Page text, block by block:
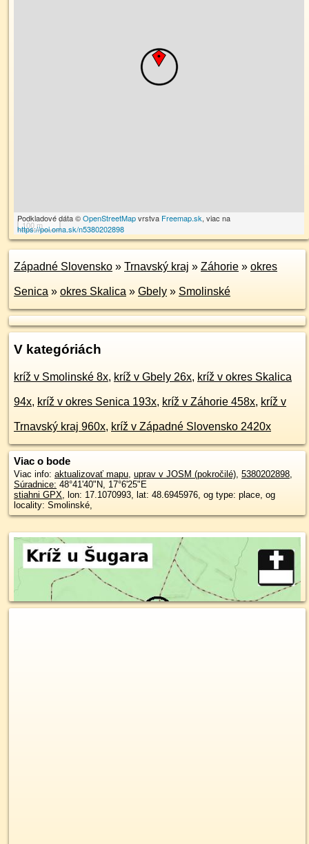
100 m
Podkladové dáta ©OpenStreetMapvrstva Freemap.sk, viac na
https://poi.oma.sk/n5380202898
Západné Slovensko » Trnavský kraj » Záhorie » okres
Senica » okres Skalica » Gbely » Smolinské
V kategóriách
kríž v Smolinské 8x, kríž v Gbely 26x, kríž v okres Skalica
94x, kríž v okres Senica 193x, kríž v Záhorie 458x, kríž v
Trnavský kraj 960x, kríž v Západné Slovensko 2420x
Viac o bode
Viac info: aktualizovať mapu, uprav v JOSM (pokročilé), 5380202898,
Súradnice: 48°41'40"N, 17°6'25"E
stiahni GPX, lon: 17.1070993, lat: 48.6945976, og type: place, og
locality: Smolinské,